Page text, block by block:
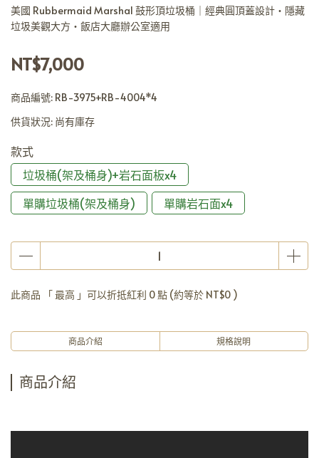
美國 Rubbermaid Marshal 鼓形頂垃圾桶｜經典圓頂蓋設計・隱藏
垃圾美觀大方・飯店大廳辦公室適用
NT$7,000
商品編號: RB-3975+RB-4004*4
供貨狀況: 尚有庫存
款式
垃圾桶(架及桶身)+岩石面板x4
單購垃圾桶(架及桶身)
單購岩石面x4
此商品 「 最高 」可以折抵紅利 0點 (約等於 NT$0 )
商品介紹 規格說明
商品介紹